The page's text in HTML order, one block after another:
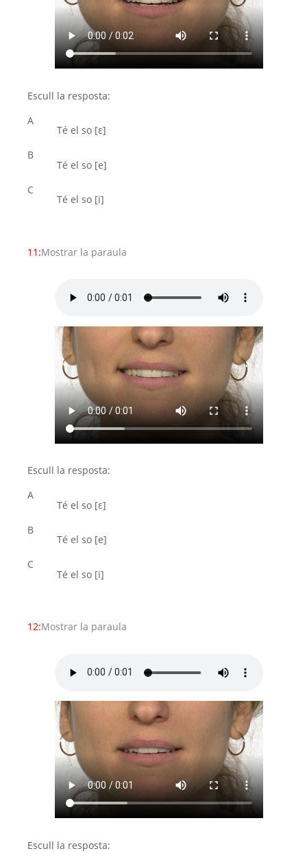
Escull la resposta:
A
Té el so [ε]
B
Té el so [e]
C
Té el so [i]
11:Mostrar la paraula
Escull la resposta:
A
Té el so [ε]
B
Té el so [e]
C
Té el so [i]
12:Mostrar la paraula
Escull la resposta: